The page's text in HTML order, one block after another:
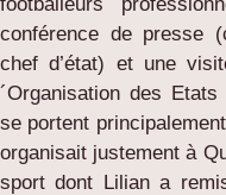
footballeurs
conférence de presse
chef d’état) et une
´Organisation des
se portent
organisait justement à
sport dont Lilian a